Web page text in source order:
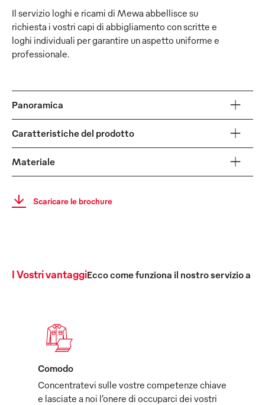
Il servizio loghi e ricami di Mewa abbellisce su
richiesta i vostri capi di abbigliamento con scritte e
loghi individuali per garantire un aspetto uniforme e
professionale.
Panoramica
Caratteristiche del prodotto
Materiale
Scaricare le brochure
I Vostri vantaggiEcco come funziona il nostro servizio a
Comodo
Concentratevi sulle vostre competenze chiave
e lasciate a noi l’onere di occuparci dei vostri